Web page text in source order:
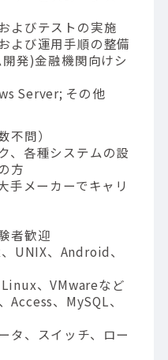
よびテストの実施
よび運用手順の整備
開発)金融機関向けシ
Server; その他
不問）
、各種システムの設
方
手メーカーでキャリ
者歓迎
UNIX、Android、
、VMwareなど
Access、MySQL、
タ、スイッチ、ロー